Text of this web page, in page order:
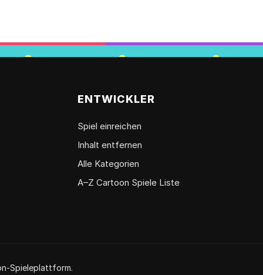
ENTWICKLER
Spiel einreichen
Inhalt entfernen
Alle Kategorien
A–Z Cartoon Spiele Liste
Spieleplattform.